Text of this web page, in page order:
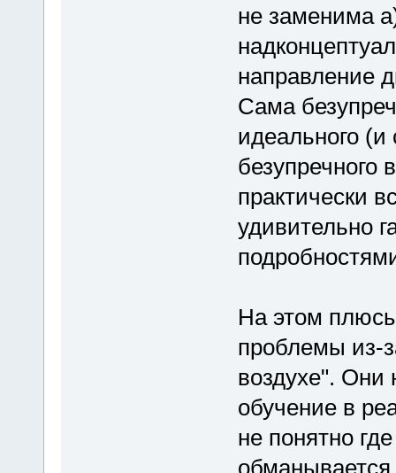
не заменима
направление
Сама
идеального (и
практически
удивительно
На этом
проблемы из-
воздухе". Они
обучение в
не понятно
обманывается